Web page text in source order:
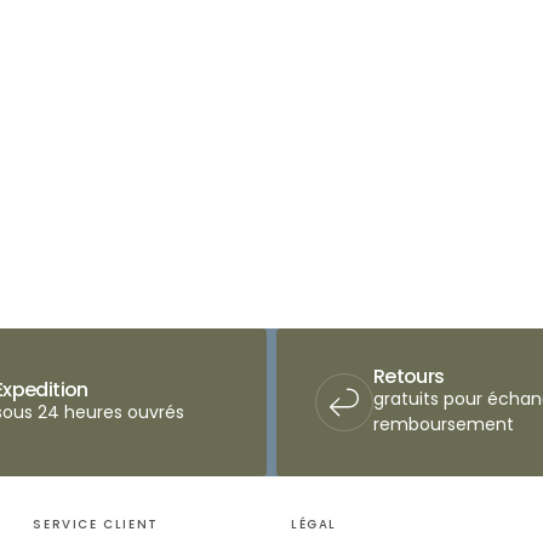
24 heures ouvrés
Retours
gratuits pour
remboursement
SERVICE CLIENT LÉGAL